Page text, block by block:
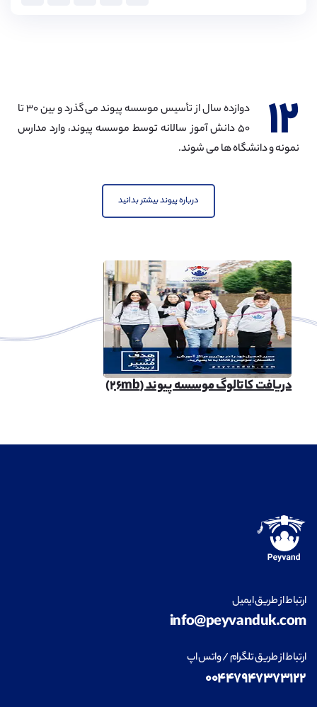
۱۲
دوازده سال از تأسیس موسسه پیوند می گذرد و بین ۳۰ تا
۵۰ دانش آموز سالانه توسط موسسه پیوند، وارد مدارس
نمونه و دانشگاه ها می شوند.
درباره پیوند بیشتر بدانید
دریافت کاتالوگ موسسه پیوند (۲۶mb)
ارتباط از طریق ایمیل
info@peyvanduk.com
ارتباط از طریق تلگرام / واتس اپ
۰۰۴۴۷۹۴۷۳۷۳۱۲۲